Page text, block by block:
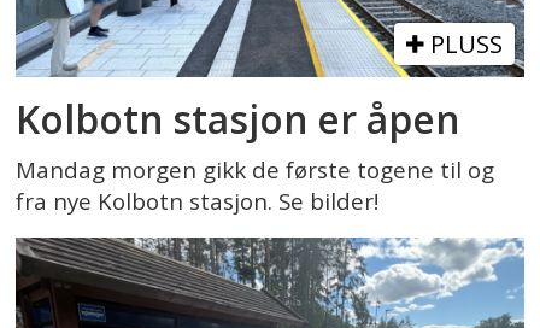
PLUSS
Kolbotn stasjon er åpen
Mandag morgen gikk de første togene til og
fra nye Kolbotn stasjon. Se bilder!